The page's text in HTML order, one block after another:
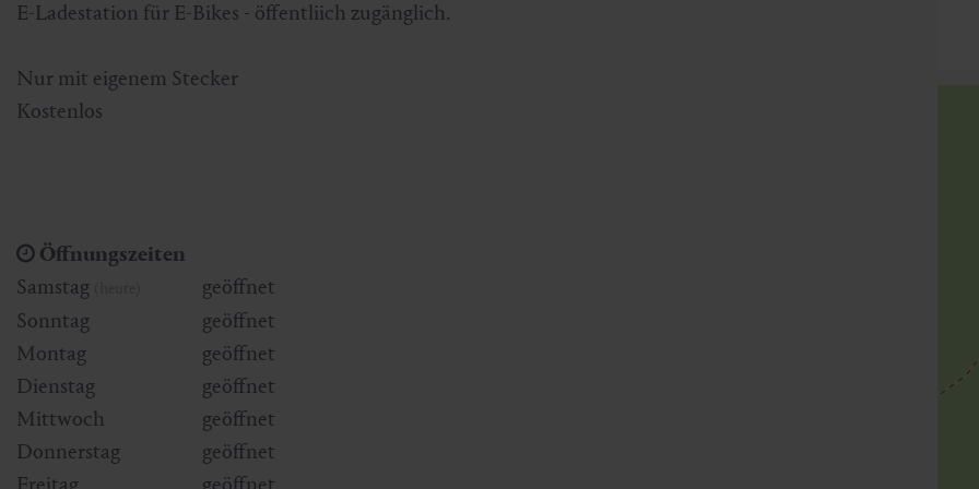
Skifahren & Snowboarden
Langlaufen
Kur
Sportmedizin
Kunst & Kultur
Gastein Card
Gastein von A-Z
E-Ladestation für E-Bikes - öffentliich zugänglich.
Nur mit eigenem Stecker
Kostenlos
Öffnungszeiten
Samstag
geöffnet
Sonntag
geöffnet
Montag
geöffnet
Dienstag
geöffnet
Mittwoch
geöffnet
Donnerstag
geöffnet
Freitag
geöffnet